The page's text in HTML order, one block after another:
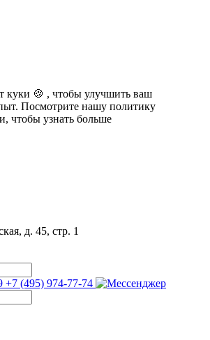
куки 🍪 , чтобы улучшить ваш
Посмотрите нашу политику
чтобы узнать больше
д. 45, стр. 1
+7 (495) 974-77-74